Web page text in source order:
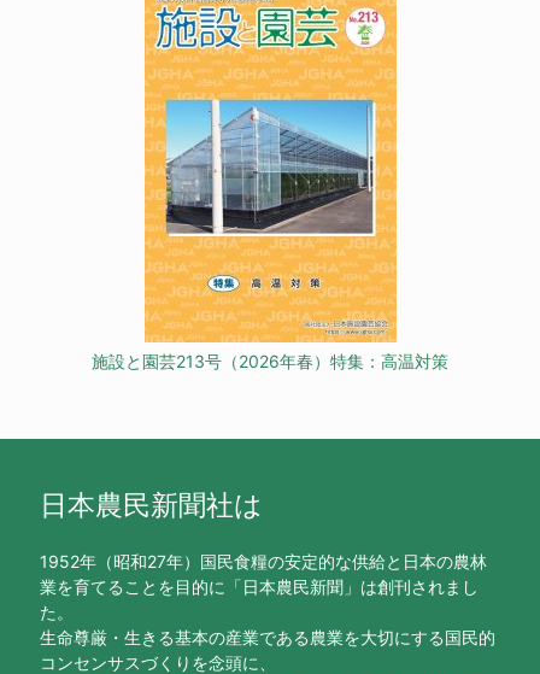
施設と園芸213号（2026年春）特集：高温対策
日本農民新聞社は
1952年（昭和27年）国民食糧の安定的な供給と日本の農林
業を育てることを目的に「日本農民新聞」は創刊されまし
た。
生命尊厳・生きる基本の産業である農業を大切にする国民的
コンセンサスづくりを念頭に、